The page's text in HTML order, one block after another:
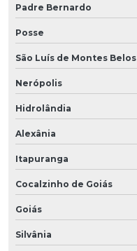
Padre Bernardo
Posse
São Luís de Montes Belos
Nerópolis
Hidrolândia
Alexânia
Itapuranga
Cocalzinho de Goiás
Goiás
Silvânia